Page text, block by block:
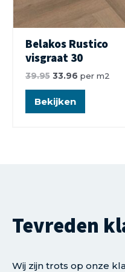
Belakos Rustico
visgraat 30
39.95 33.96 per m2
Bekijken
Tevreden
Wij zijn trots op onze